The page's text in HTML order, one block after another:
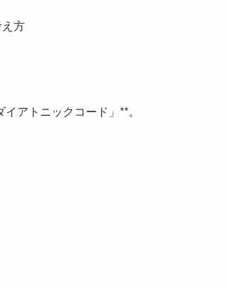
方
アトニックコード」**。